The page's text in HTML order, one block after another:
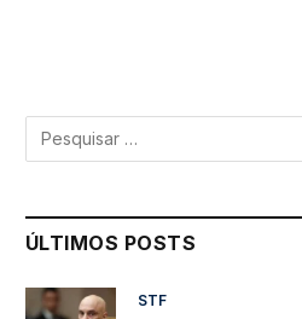
ÚLTIMOS POSTS
STF